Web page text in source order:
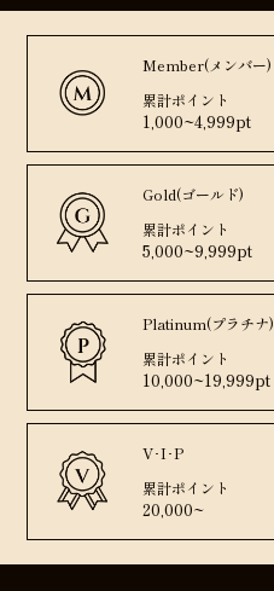
Member(メンバー)
累計ポイント
1,000~4,999pt
Gold(ゴールド)
累計ポイント
5,000~9,999pt
Platinum(プラチナ)
累計ポイント
10,000~19,999pt
V･I･P
累計ポイント
20,000~